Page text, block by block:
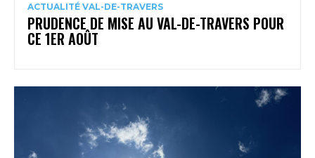
ACTUALITÉ VAL-DE-TRAVERS
PRUDENCE DE MISE AU VAL-DE-TRAVERS POUR
CE 1ER AOÛT